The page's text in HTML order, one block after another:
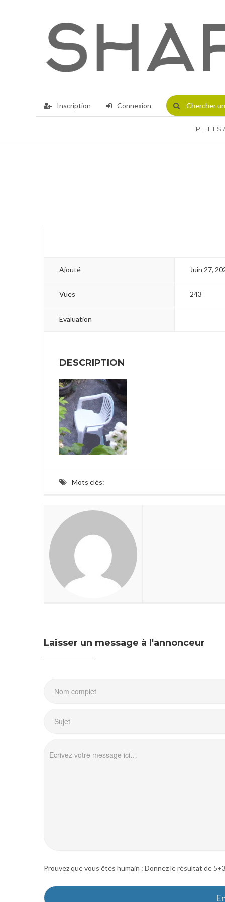
Inscription Connexion Chercher
Ajouté Juin 27,
Vues 243
Evaluation
DESCRIPTION
Mots clés:
Laisser un message à l'annonceur
Prouvez que vous êtes humain : Donnez le résultat de